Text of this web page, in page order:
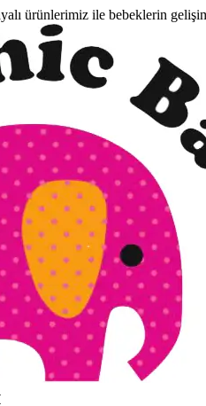
ürünlerimiz ile bebeklerin